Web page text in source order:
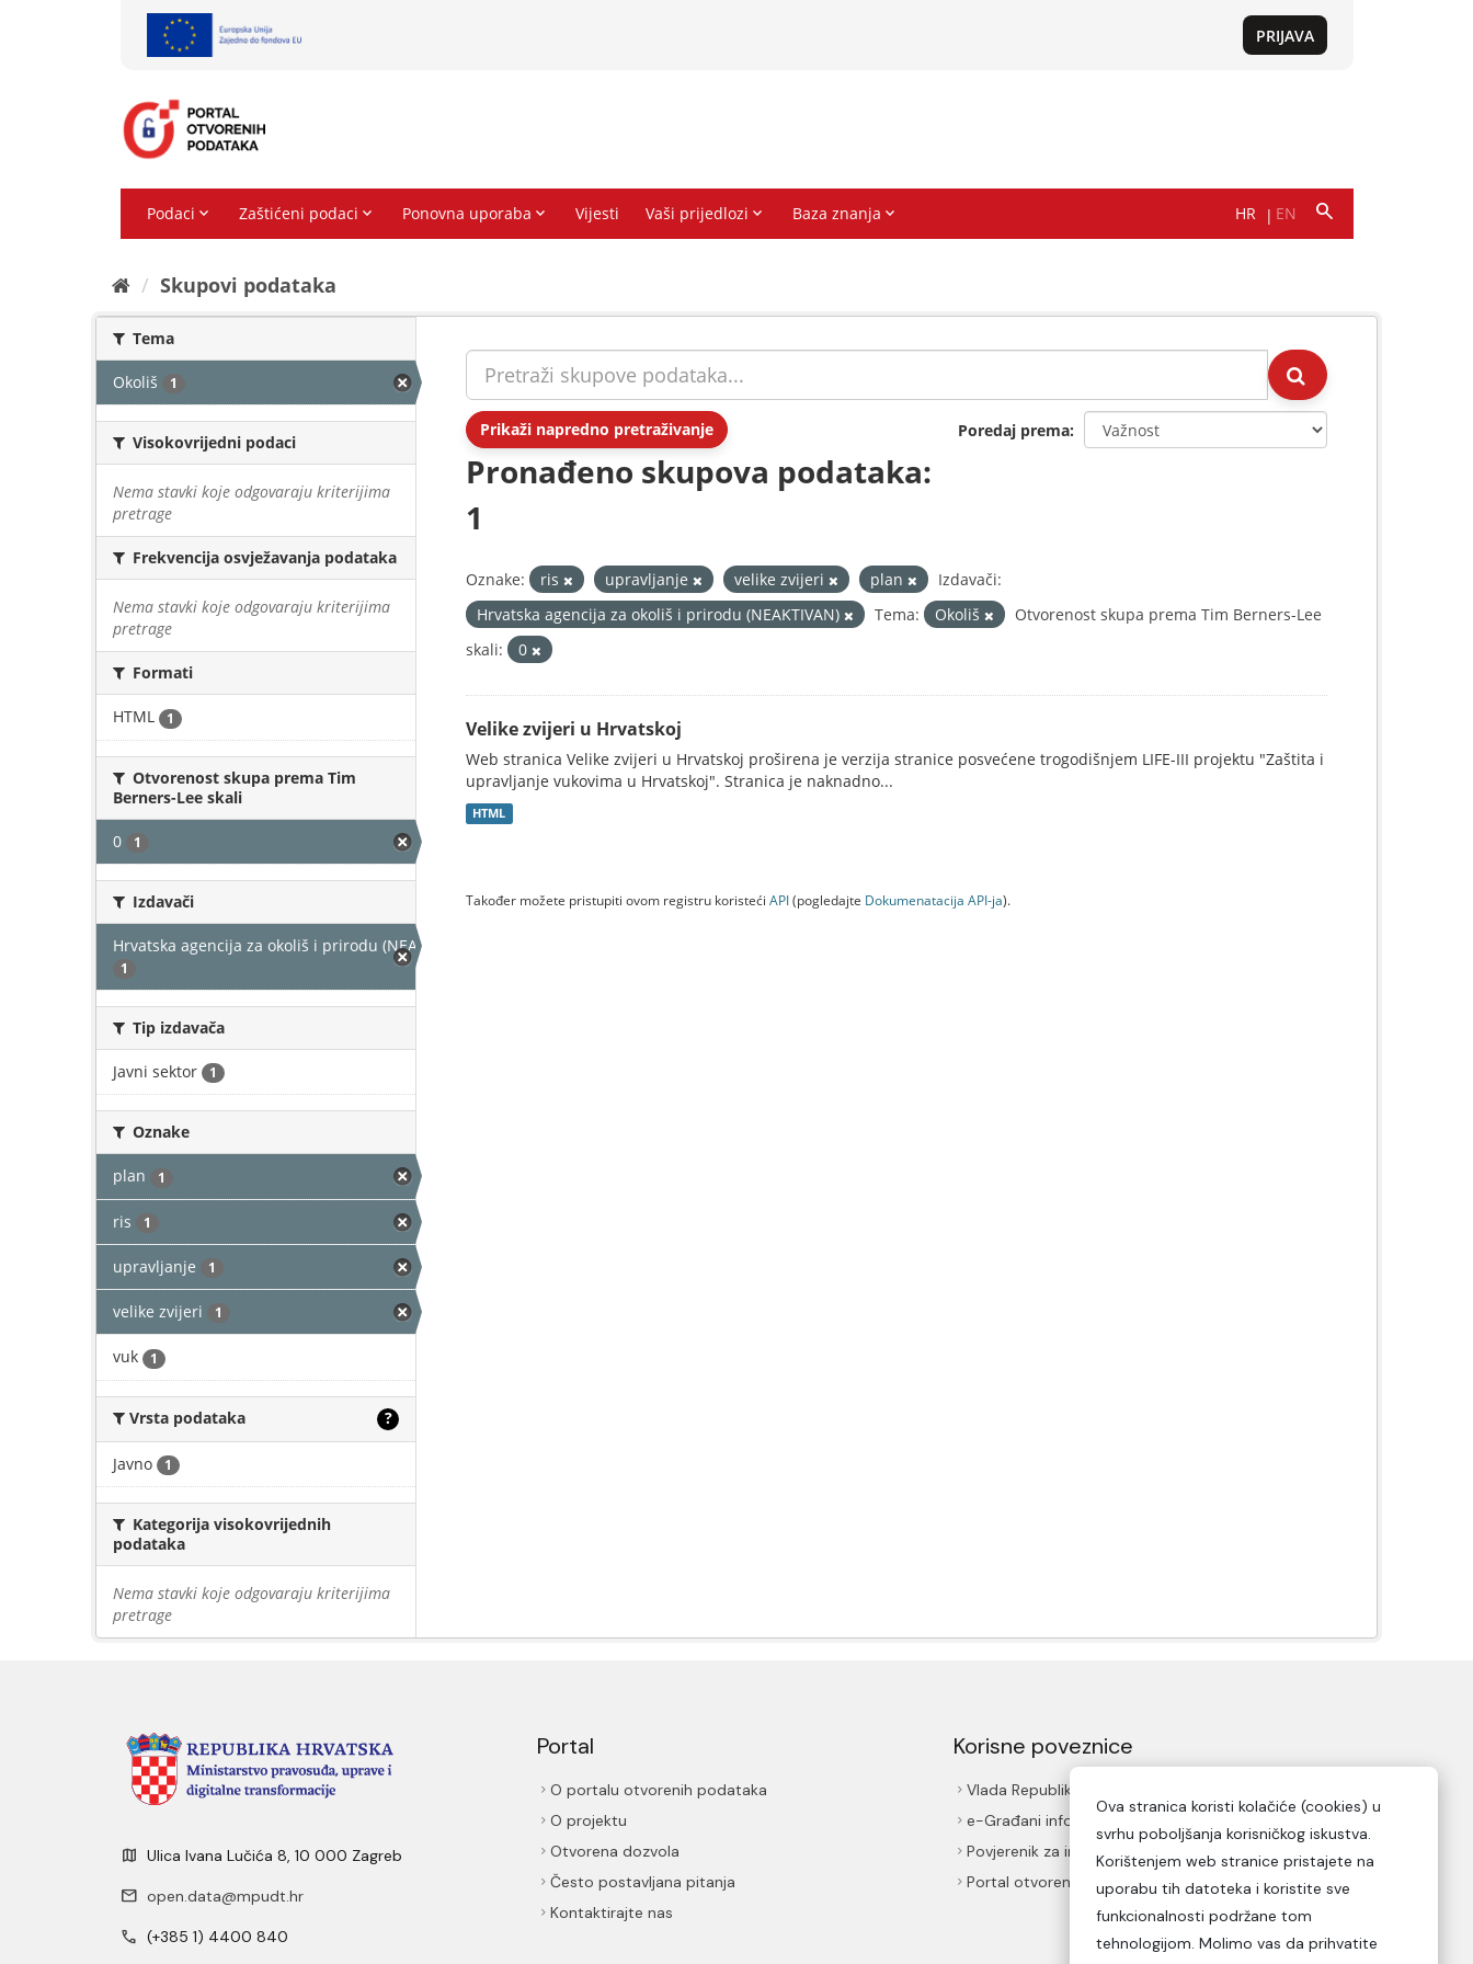
Skupovi podаtаkа
Tema
Okoliš 1
Visokovrijedni podaci
Nema stavki koje odgovaraju kriterijima
pretrage
Frekvencija osvježavanja podataka
Nema stavki koje odgovaraju kriterijima
pretrage
Formati
HTML 1
Otvorenost skupa prema Tim
Berners-Lee skali
0 1
Izdavači
Hrvatska agencija za okoliš i prirodu (NEAKTIVAN)
1
Tip izdavača
Javni sektor 1
Oznake
plan 1
ris 1
upravljanje 1
velike zvijeri 1
vuk 1
Vrsta podataka ?
Javno 1
Kategorija visokovrijednih
podataka
Nema stavki koje odgovaraju kriterijima
pretrage
Prikaži napredno pretraživanje Poredaj prema
Pronađeno skupova podataka:
1
Oznake: ris upravljanje velike zvijeri plan
Izdavači:
Hrvatska agencija za okoliš i prirodu (NEAKTIVAN)
Tema: Okoliš
Otvorenost skupa prema Tim Berners-Lee
skali:
0
Velike zvijeri u Hrvatskoj
Web stranica Velike zvijeri u Hrvatskoj proširena je verzija stranice posvećene trogodišnjem LIFE-III projektu "Zaštita i
upravljanje vukovima u Hrvatskoj". Stranica je naknadno...
HTML
Također možete pristupiti ovom registru koristeći API(pogledajte Dokumenаtаcijа API-jа).